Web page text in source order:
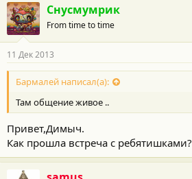
Снусмумрик
From time to time
11 Дек 2013
Бармалей написал(а):
Там общение живое ..
Привет,Димыч.
Как прошла встреча с ребятишками?